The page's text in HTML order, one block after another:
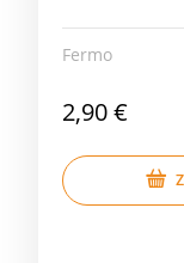
Fermo
2,90 €